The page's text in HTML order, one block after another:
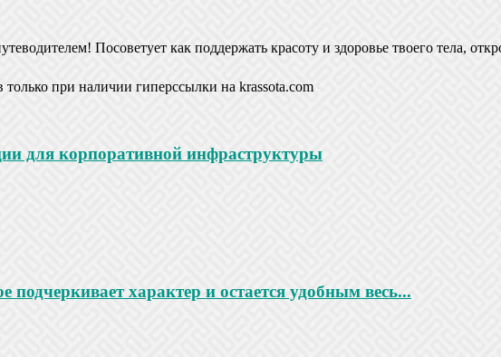
Посоветует как поддержать красоту и здоровье твоего тела,
при наличии гиперссылки на krassota.com
для корпоративной инфраструктуры
подчеркивает характер и остается удобным весь...